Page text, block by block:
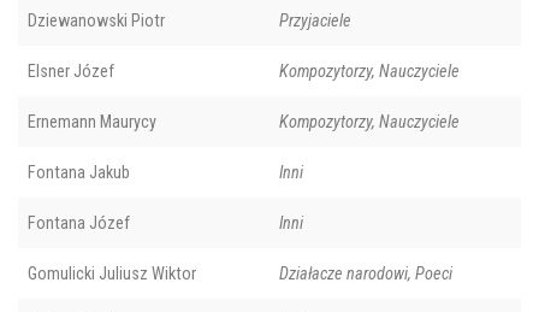
Dziewanowski Piotr Przyjaciele
Elsner Józef Kompozytorzy, Nauczyciele
Ernemann Maurycy Kompozytorzy, Nauczyciele
Fontana Jakub Inni
Fontana Józef Inni
Gomulicki Juliusz Wiktor Działacze narodowi, Poeci